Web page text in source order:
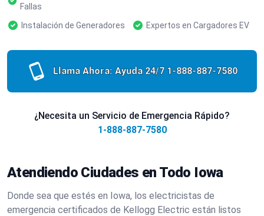
Fallas
Instalación de Generadores Expertos en Cargadores EV
Llama Ahora: Ayuda 24/7 1-888-887-7580
¿Necesita un Servicio de Emergencia Rápido?
1-888-887-7580
Atendiendo Ciudades en Todo Iowa
Donde sea que estés en Iowa, los electricistas de
emergencia certificados de Kellogg Electric están listos